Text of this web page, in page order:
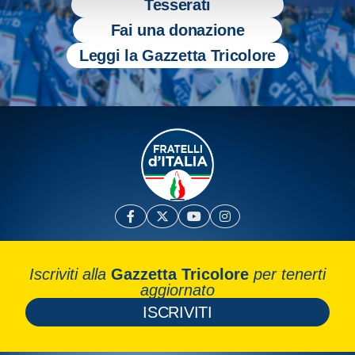
Tesserati
Fai una donazione
Leggi la Gazzetta Tricolore
Iscriviti alla Gazzetta Tricolore per tenerti
aggiornato
ISCRIVITI